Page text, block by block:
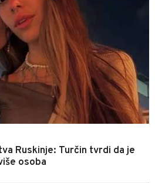
Ruskinje: Turčin tvrdi da je
osoba